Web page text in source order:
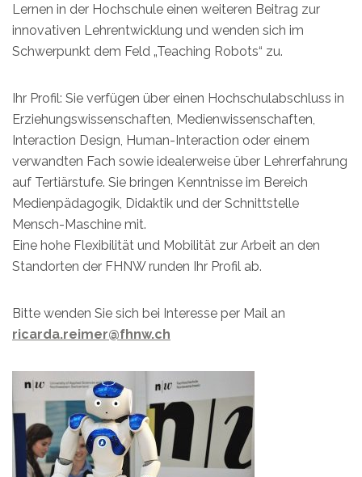
Lernen in der Hochschule einen weiteren Beitrag zur
innovativen Lehrentwicklung und wenden sich im
Schwerpunkt dem Feld „Teaching Robots“ zu.
Ihr Profil: Sie verfügen über einen Hochschulabschluss in
Erziehungswissenschaften, Medienwissenschaften,
Interaction Design, Human-Interaction oder einem
verwandten Fach sowie idealerweise über Lehrerfahrung
auf Tertiärstufe. Sie bringen Kenntnisse im Bereich
Medienpädagogik, Didaktik und der Schnittstelle
Mensch-Maschine mit.
Eine hohe Flexibilität und Mobilität zur Arbeit an den
Standorten der FHNW runden Ihr Profil ab.
Bitte wenden Sie sich bei Interesse per Mail an
ricarda.reimer@fhnw.ch